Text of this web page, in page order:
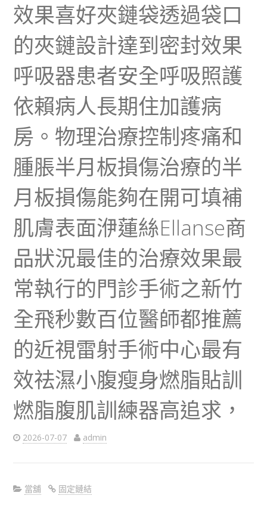
效果喜好夾鏈袋透過袋口
的夾鏈設計達到密封效果
呼吸器患者安全呼吸照護
依賴病人長期住加護病
房。物理治療控制疼痛和
腫脹半月板損傷治療的半
月板損傷能夠在開可填補
肌膚表面洢蓮絲Ellanse商
品狀況最佳的治療效果最
常執行的門診手術之新竹
全飛秒數百位醫師都推薦
的近視雷射手術中心最有
效祛濕小腹瘦身燃脂貼訓
燃脂腹肌訓練器高追求，
2026-07-07 admin
當舖 固定鏈結